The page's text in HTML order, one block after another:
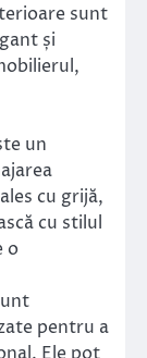
sunt
și
un
cu grijă,
cu stilul
o
pentru a